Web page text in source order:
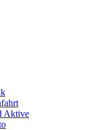
Aktive